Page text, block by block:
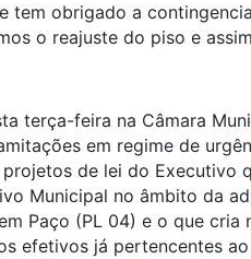
tem obrigado a
o reajuste do piso e
terça-feira na Câmara
em regime de
de lei do Executivo
Municipal no âmbito da
Paço (PL 04) e o que
efetivos já pertencentes